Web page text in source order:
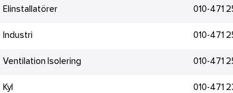
Elinstallatörer 010-471
Industri 010-471
Ventilation Isolering 010-471
Kyl 010-471